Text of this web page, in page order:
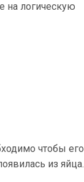
на логическую
чтобы его
из яйца.